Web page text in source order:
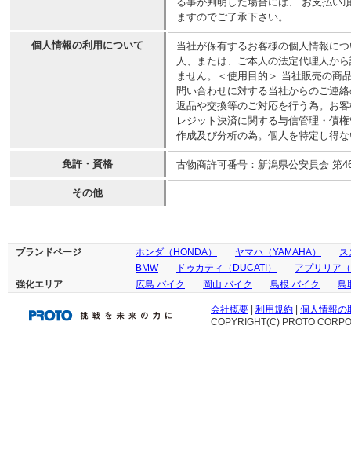
ますのでご了承下さい。
個人情報の利用について
当社が保有するお客様の個人情報に
人、または、ご本人の法定代理人か
ません。＜使用目的＞ 当社販売の商
問い合わせに対する当社からのご連
返品や交換等のご対応を行う為。お
レジット決済に関する与信管理・債
作成及び分析の為。個人を特定し得
免許・資格 古物商許可番号：新潟県公安員会 第
その他
ブランドページ ホンダ（HONDA） ヤマハ（YAMAHA）
ス
BMW
ドゥカティ（DUCATI）
アプリリア
強化エリア
広島 バイク 岡山 バイク 島根 バイク 鳥
会社概要 利用規約
個人情報の
COPYRIGHT(C) PROTO